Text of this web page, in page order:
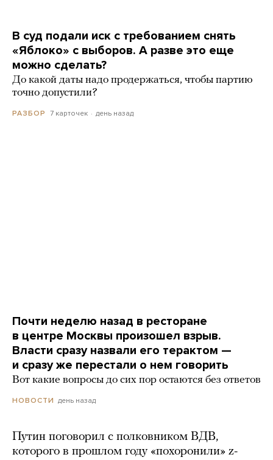
В суд подали иск с требованием снять
«Яблоко» с выборов. А разве это еще
можно сделать?
До какой даты надо продержаться, чтобы партию
точно допустили?
РАЗБОР 7 карточек день назад
Почти неделю назад в ресторане
в центре Москвы произошел взрыв.
Власти сразу назвали его терактом —
и сразу же перестали о нем говорить
Вот какие вопросы до сих пор остаются без ответов
НОВОСТИ день назад
Путин поговорил с полковником ВДВ,
которого в прошлом году «похоронили» z-